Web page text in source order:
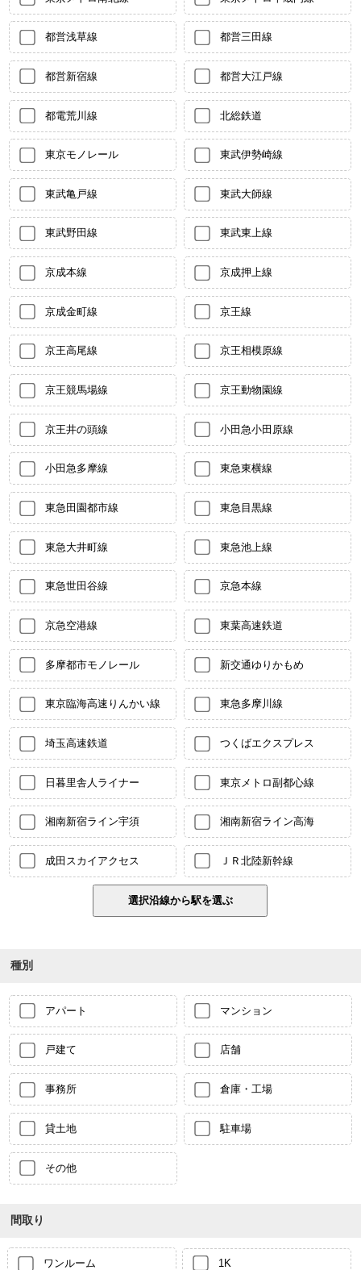
都営浅草線 都営三田線
都営新宿線 都営大江戸線
都電荒川線 北総鉄道
東京モノレール 東武伊勢崎線
東武亀戸線 東武大師線
東武野田線 東武東上線
京成本線 京成押上線
京成金町線 京王線
京王高尾線 京王相模原線
京王競馬場線 京王動物園線
京王井の頭線 小田急小田原線
小田急多摩線 東急東横線
東急田園都市線 東急目黒線
東急大井町線 東急池上線
東急世田谷線 京急本線
京急空港線 東葉高速鉄道
多摩都市モノレール 新交通ゆりかもめ
東京臨海高速りんかい線 東急多摩川線
埼玉高速鉄道 つくばエクスプレス
日暮里舎人ライナー 東京メトロ副都心線
湘南新宿ライン宇須 湘南新宿ライン高海
成田スカイアクセス ＪＲ北陸新幹線
種別
アパート マンション
戸建て 店舗
事務所 倉庫・工場
貸土地 駐車場
その他
間取り
ワンルーム 1K